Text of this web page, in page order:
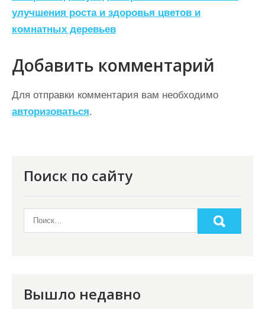
и
г
ц
я
улучшения роста и здоровья цветов и
комнатных деревьев
Добавить комментарий
Для отправки комментария вам необходимо
авторизоваться.
Поиск по сайту
Вышло недавно